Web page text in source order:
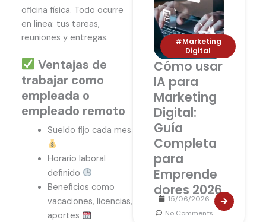
oficina física. Todo ocurre
en línea: tus tareas,
reuniones y entregas.
Ventajas de
trabajar como
empleada o
empleado remoto
Sueldo fijo cada mes
Horario laboral
definido
Beneficios como
vacaciones, licencias,
aportes
#Marketing
Digital
Cómo usar
IA para
Marketing
Digital:
Guía
Completa
para
Emprende
dores 2026
15/06/2026
No Comments